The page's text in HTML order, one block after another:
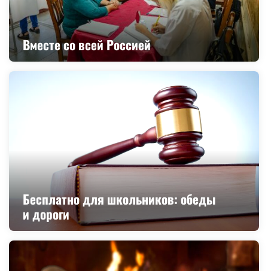
Вместе со всей Россией
Бесплатно для школьников: обеды
и дороги